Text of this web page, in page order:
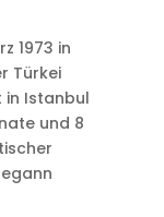
1973 in
Türkei
in Istanbul
und 8